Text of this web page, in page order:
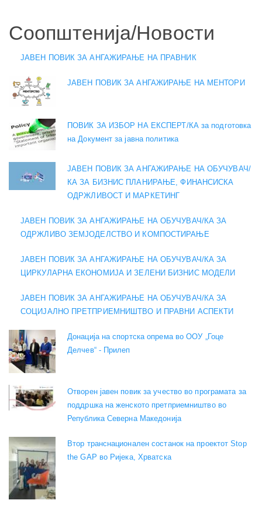
Соопштенија/Новости
ЈАВЕН ПОВИК ЗА АНГАЖИРАЊЕ НА ПРАВНИК
ЈАВЕН ПОВИК ЗА АНГАЖИРАЊЕ НА МЕНТОРИ
ПОВИК ЗА ИЗБОР НА ЕКСПЕРТ/КА за подготовка
на Документ за јавна политика
ЈАВЕН ПОВИК ЗА АНГАЖИРАЊЕ НА ОБУЧУВАЧ/
КА ЗА БИЗНИС ПЛАНИРАЊЕ, ФИНАНСИСКА
ОДРЖЛИВОСТ И МАРКЕТИНГ
ЈАВЕН ПОВИК ЗА АНГАЖИРАЊЕ НА ОБУЧУВАЧ/КА ЗА
ОДРЖЛИВО ЗЕМЈОДЕЛСТВО И КОМПОСТИРАЊЕ
ЈАВЕН ПОВИК ЗА АНГАЖИРАЊЕ НА ОБУЧУВАЧ/КА ЗА
ЦИРКУЛАРНА ЕКОНОМИЈА И ЗЕЛЕНИ БИЗНИС МОДЕЛИ
ЈАВЕН ПОВИК ЗА АНГАЖИРАЊЕ НА ОБУЧУВАЧ/КА ЗА
СОЦИЈАЛНО ПРЕТПРИЕМНИШТВО И ПРАВНИ АСПЕКТИ
Донација на спортска опрема во ООУ „Гоце
Делчев“ - Прилеп
Отворен јавен повик за учество во програмата за
поддршка на женското претприемништво во
Република Северна Македонија
Втор транснационален состанок на проектот Stop
the GAP во Ријека, Хрватска